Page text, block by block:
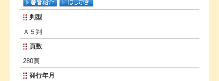
判型
Ａ５判
頁数
280頁
発行年月